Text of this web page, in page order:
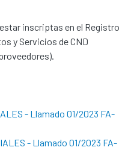
inscriptas en el Registro
y Servicios de CND
- Llamado 01/2023 FA-
- Llamado 01/2023 FA-